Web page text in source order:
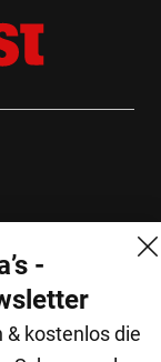
-
& kostenlos die